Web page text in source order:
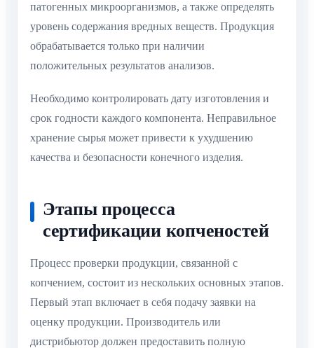
патогенных микроорганизмов, а также определять
уровень содержания вредных веществ. Продукция
обрабатывается только при наличии
положительных результатов анализов.
Необходимо контролировать дату изготовления и
срок годности каждого компонента. Неправильное
хранение сырья может привести к ухудшению
качества и безопасности конечного изделия.
Этапы процесса
сертификации копченостей
Процесс проверки продукции, связанной с
копчением, состоит из нескольких основных этапов.
Первый этап включает в себя подачу заявки на
оценку продукции. Производитель или
дистрибьютор должен предоставить полную